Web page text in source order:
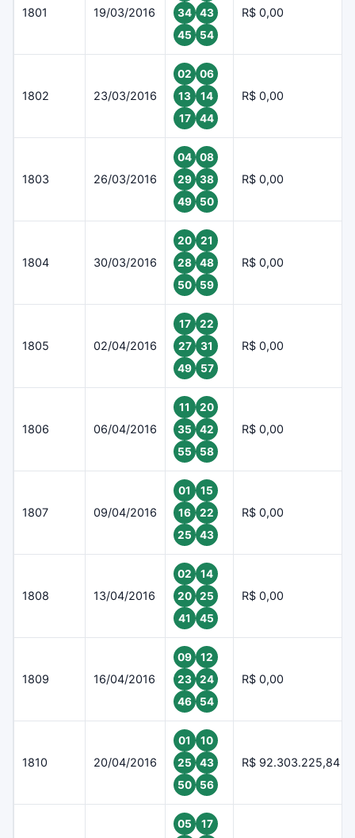
1801 19/03/2016
34
43
45
54
R$ 0,00
1802 23/03/2016
02
06
13
14
17
44
R$ 0,00
1803 26/03/2016
04
08
29
38
49
50
R$ 0,00
1804 30/03/2016
20
21
28
48
50
59
R$ 0,00
1805 02/04/2016
17
22
27
31
49
57
R$ 0,00
1806 06/04/2016
11
20
35
42
55
58
R$ 0,00
1807 09/04/2016
01
15
16
22
25
43
R$ 0,00
1808 13/04/2016
02
14
20
25
41
45
R$ 0,00
1809 16/04/2016
09
12
23
24
46
54
R$ 0,00
1810 20/04/2016
01
10
25
43
50
56
R$ 92.303.225,84
05
17